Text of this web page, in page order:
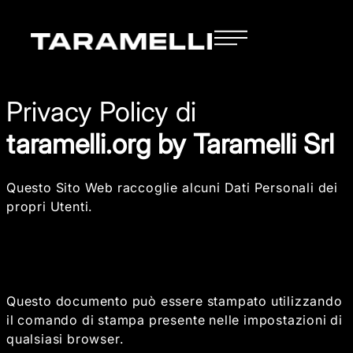
Privacy Policy di
taramelli.org by Taramelli Srl
Questo Sito Web raccoglie alcuni Dati Personali dei
propri Utenti.
Questo documento può essere stampato utilizzando
il comando di stampa presente nelle impostazioni di
qualsiasi browser.